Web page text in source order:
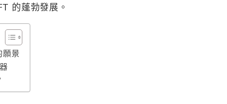
的蓬勃發展。
願景